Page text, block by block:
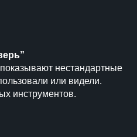
нестандартные
или видели.
инструментов.